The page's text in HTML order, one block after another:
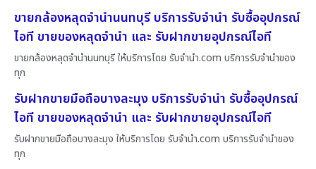
ขายกล้องหลุดจำนำนนทบุรี บริการรับจำนำ รับซื้ออุปกรณ์
ไอที ขายของหลุดจำนำ และ รับฝากขายอุปกรณ์ไอที
ขายกล้องหลุดจำนำนนทบุรี ให้บริการโดย รับจํานํา.com บริการรับจำนำของ
ทุก
รับฝากขายมือถือบางละมุง บริการรับจำนำ รับซื้ออุปกรณ์
ไอที ขายของหลุดจำนำ และ รับฝากขายอุปกรณ์ไอที
รับฝากขายมือถือบางละมุง ให้บริการโดย รับจํานํา.com บริการรับจำนำของ
ทุก